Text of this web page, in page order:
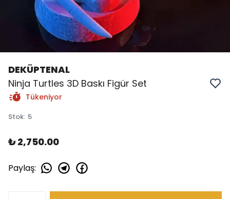
DEKÜPTENAL
Ninja Turtles 3D Baskı Figür Set
Tükeniyor
Stok: 5
₺ 2,750.00
Paylaş: